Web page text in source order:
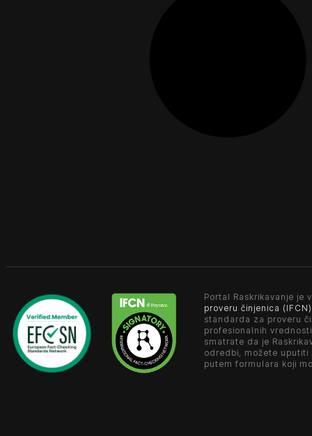
Portal Raskrikavanje je
proveru činjenica (IFCN)
standarda za proveru
profesionalnih
smatrate da je
odredbi, možete
putem formulara koji